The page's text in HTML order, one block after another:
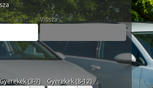
Vissza
(3-7) Gyerekek (8-12)